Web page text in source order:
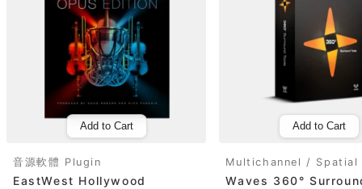
Add to Cart
音源軟體 Plugin
EastWest Hollywood
Add to Cart
Multichannel / Spatial
Waves 360°